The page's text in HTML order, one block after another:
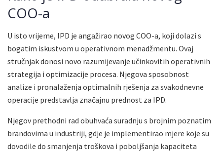
COO-a
U isto vrijeme, IPD je angažirao novog COO-a, koji dolazi s
bogatim iskustvom u operativnom menadžmentu. Ovaj
stručnjak donosi novo razumijevanje učinkovitih operativnih
strategija i optimizacije procesa. Njegova sposobnost
analize i pronalaženja optimalnih rješenja za svakodnevne
operacije predstavlja značajnu prednost za IPD.
Njegov prethodni rad obuhvaća suradnju s brojnim poznatim
brandovima u industriji, gdje je implementirao mjere koje su
dovodile do smanjenja troškova i poboljšanja kapaciteta